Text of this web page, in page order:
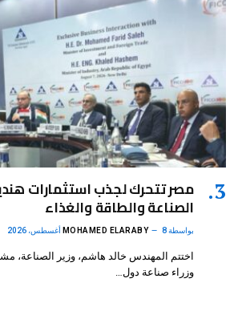
مصر تتحرك لجذب استثمارات
الصناعة والطاقة والغذاء
بواسطة MOHAMED ELARABY 8 أغسطس، 2026
اختتم المهندس خالد هاشم، وزير الصناعة،
وزراء صناعة دول…